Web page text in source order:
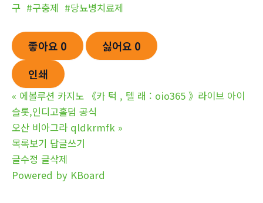
구 #구충제 #당뇨병치료제
좋아요 0 싫어요 0
인쇄
« 에볼루션 카­지노 《카 턱 , 텔 래 : oio365 》라이브 아이
슬롯,인디고홀덤 공식
오산 비아그라 qldkrmfk »
목록보기 답글쓰기
글수정 글삭제
Powered by KBoard